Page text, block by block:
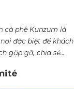
cà phê Kunzum là
đặc biệt để khách
gặp gỡ, chia sẻ...